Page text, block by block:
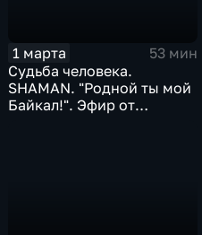
1 марта
53 мин
Судьба человека.
SHAMAN. "Родной ты мой
Байкал!". Эфир от